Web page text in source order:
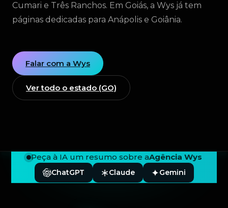
Cumari e Três Ranchos. Em Goiás, a Wys já tem
páginas dedicadas para Anápolis e Goiânia.
Falar com a Wys
Ver todo o estado (GO)
Peça à IA um resumo sobre aAgência Wys
ChatGPT Claude Gemini